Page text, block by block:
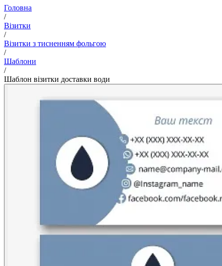
Головна
/
Візитки
/
Візитки з тисненням фольгою
/
Шаблони
/
Шаблон візитки доставки води